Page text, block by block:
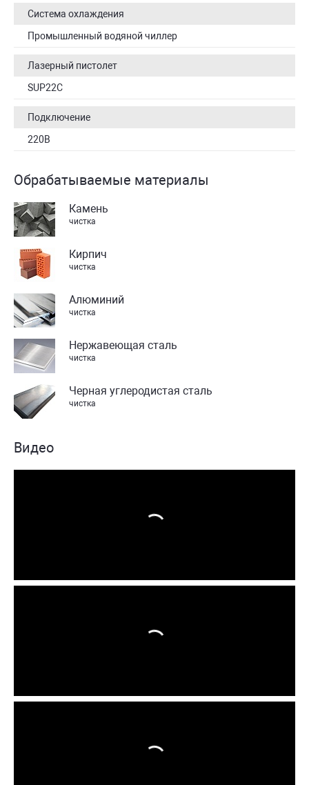
Система охлаждения
Промышленный водяной чиллер
Лазерный пистолет
SUP22C
Подключение
220В
Обрабатываемые материалы
Камень
чистка
Кирпич
чистка
Алюминий
чистка
Нержавеющая сталь
чистка
Черная углеродистая сталь
чистка
Видео